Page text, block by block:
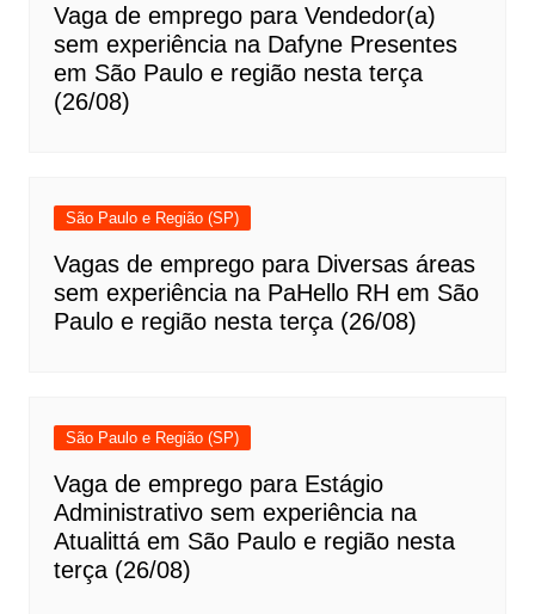
Vaga de emprego para Vendedor(a)
sem experiência na Dafyne Presentes
em São Paulo e região nesta terça
(26/08)
São Paulo e Região (SP)
Vagas de emprego para Diversas áreas
sem experiência na PaHello RH em São
Paulo e região nesta terça (26/08)
São Paulo e Região (SP)
Vaga de emprego para Estágio
Administrativo sem experiência na
Atualittá em São Paulo e região nesta
terça (26/08)